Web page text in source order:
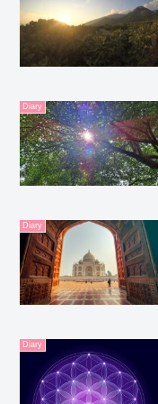
Diary
Diary
Diary